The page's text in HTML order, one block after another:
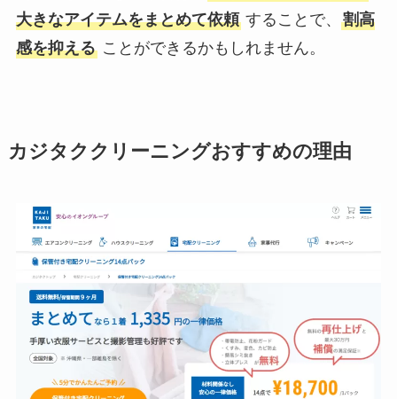
大きなアイテムをまとめて依頼することで、 割高
感を抑えることができるかもしれません。
カジタククリーニングおすすめの理由